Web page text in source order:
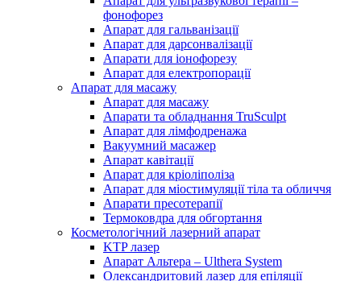
фонофорез
Апарат для гальванізації
Апарат для дарсонвалізації
Апарати для іонофорезу
Апарат для електропорації
Апарат для масажу
Апарат для масажу
Апарати та обладнання TruSculpt
Апарат для лімфодренажа
Вакуумний масажер
Aпарат кавітації
Апарат для кріоліполіза
Апарат для міостимуляції тіла та обличчя
Aпарати пресотерапії
Термоковдра для обгортання
Косметологічний лазерний апарат
KTP лазер
Апарат Альтера – Ulthera System
Олександритовий лазер для епіляції